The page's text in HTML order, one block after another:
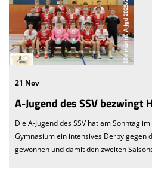
21 Nov
A-Jugend des SSV bezwingt
Die A-Jugend des SSV hat am Sonntag
Gymnasium ein intensives Derby gegen
gewonnen und damit den zweiten